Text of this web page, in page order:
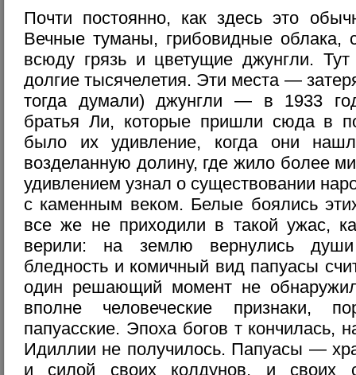
Почти постоянно, как здесь это
Вечные туманы, грибовидные облака,
всюду грязь и цветущие джунгли.
долгие тысячелетия. Эти места —
тогда думали) джунгли — в 1933
братья Ли, которые пришли сюда в
было их удивление, когда они
возделанную долину, где жило более
удивлением узнал о существовании
с каменным веком. Белые боялись
все же не приходили в такой ужас,
верили: на землю вернулись
бледность и комичный вид папуасы
один решающий момент не
вполне человеческие признаки,
папуасские. Эпоха богов т кончилась,
Идиллии не получилось. Папуасы —
и силой своих колдунов, и своих